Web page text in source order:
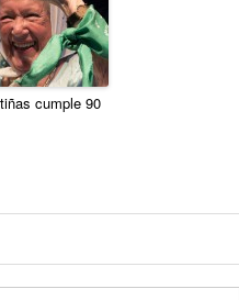
cumple 90